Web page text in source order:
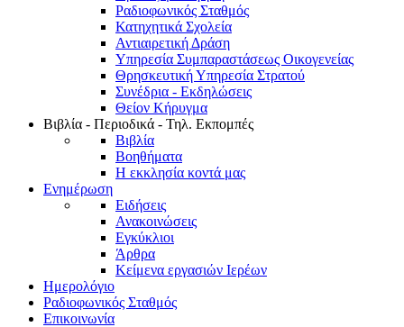
Ραδιοφωνικός Σταθμός
Κατηχητικά Σχολεία
Αντιαιρετική Δράση
Υπηρεσία Συμπαραστάσεως Οικογενείας
Θρησκευτική Υπηρεσία Στρατού
Συνέδρια - Εκδηλώσεις
Θείον Κήρυγμα
Βιβλία - Περιοδικά - Τηλ. Εκπομπές
Βιβλία
Βοηθήματα
Η εκκλησία κοντά μας
Ενημέρωση
Ειδήσεις
Ανακοινώσεις
Εγκύκλιοι
Άρθρα
Κείμενα εργασιών Ιερέων
Ημερολόγιο
Ραδιοφωνικός Σταθμός
Επικοινωνία